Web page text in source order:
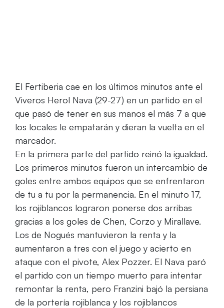
El Fertiberia cae en los últimos minutos ante el
Viveros Herol Nava (29-27) en un partido en el
que pasó de tener en sus manos el más 7 a que
los locales le empatarán y dieran la vuelta en el
marcador.
En la primera parte del partido reinó la igualdad.
Los primeros minutos fueron un intercambio de
goles entre ambos equipos que se enfrentaron
de tu a tu por la permanencia. En el minuto 17,
los rojiblancos lograron ponerse dos arribas
gracias a los goles de Chen, Corzo y Mirallave.
Los de Nogués mantuvieron la renta y la
aumentaron a tres con el juego y acierto en
ataque con el pivote, Alex Pozzer. El Nava paró
el partido con un tiempo muerto para intentar
remontar la renta, pero Franzini bajó la persiana
de la portería rojiblanca y los rojiblancos